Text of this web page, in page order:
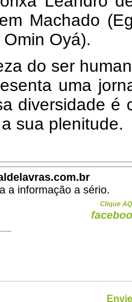
Machado
Oyá).
do ser
uma
diversidade é
sua plenitude.
a informação a sério.
Clique